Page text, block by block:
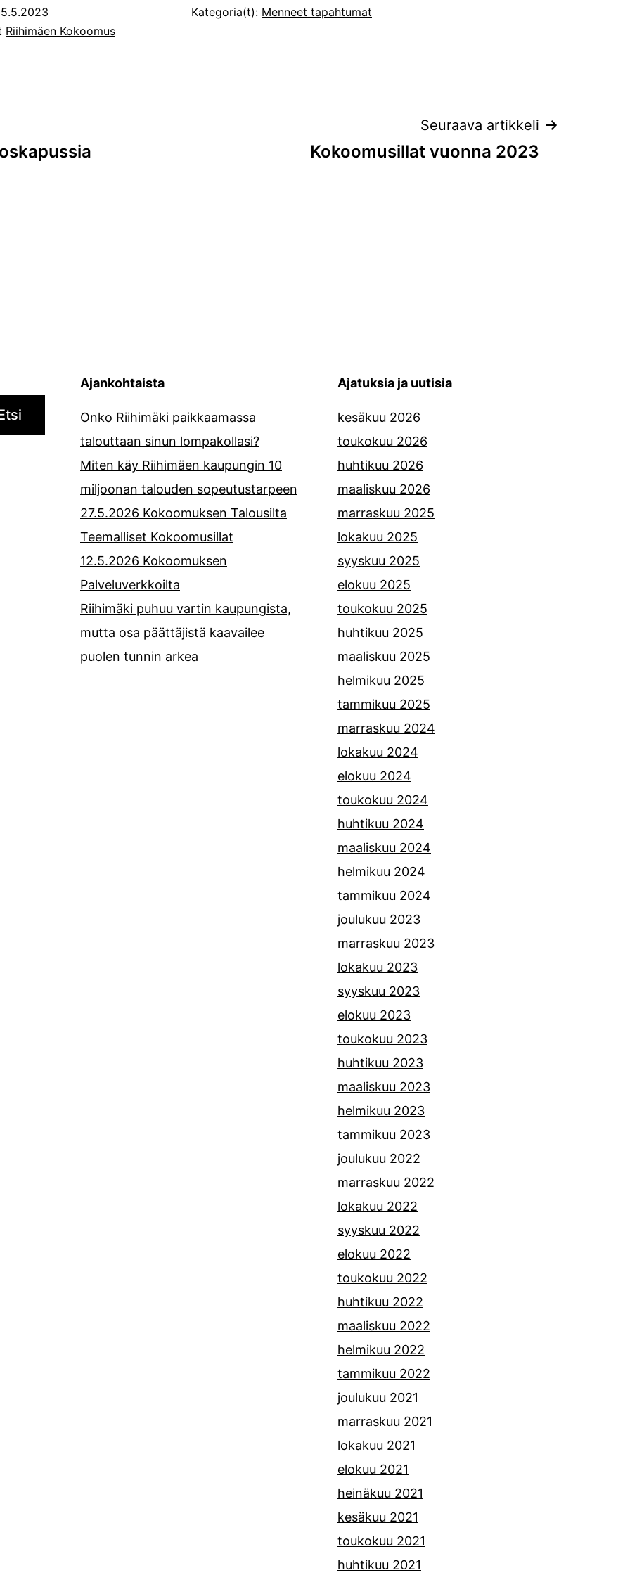
Riihimäen Kokoomus
Kategoria(t): Menneet tapahtumat
Seuraava artikkeli
Kokoomusillat vuonna 2023
Ajankohtaista
Onko Riihimäki paikkaamassa
talouttaan sinun lompakollasi?
Miten käy Riihimäen kaupungin 10
miljoonan talouden sopeutustarpeen
27.5.2026 Kokoomuksen Talousilta
Teemalliset Kokoomusillat
12.5.2026 Kokoomuksen
Palveluverkkoilta
Riihimäki puhuu vartin kaupungista,
mutta osa päättäjistä kaavailee
puolen tunnin arkea
Ajatuksia ja uutisia
kesäkuu 2026
toukokuu 2026
huhtikuu 2026
maaliskuu 2026
marraskuu 2025
lokakuu 2025
syyskuu 2025
elokuu 2025
toukokuu 2025
huhtikuu 2025
maaliskuu 2025
helmikuu 2025
tammikuu 2025
marraskuu 2024
lokakuu 2024
elokuu 2024
toukokuu 2024
huhtikuu 2024
maaliskuu 2024
helmikuu 2024
tammikuu 2024
joulukuu 2023
marraskuu 2023
lokakuu 2023
syyskuu 2023
elokuu 2023
toukokuu 2023
huhtikuu 2023
maaliskuu 2023
helmikuu 2023
tammikuu 2023
joulukuu 2022
marraskuu 2022
lokakuu 2022
syyskuu 2022
elokuu 2022
toukokuu 2022
huhtikuu 2022
maaliskuu 2022
helmikuu 2022
tammikuu 2022
joulukuu 2021
marraskuu 2021
lokakuu 2021
elokuu 2021
heinäkuu 2021
kesäkuu 2021
toukokuu 2021
huhtikuu 2021